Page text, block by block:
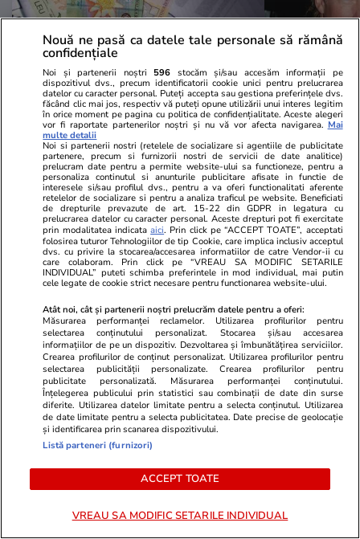
Libertateapentrufemei.ro
Atenție! Poți primi bani de la stat
dacă-ți îngrijești părinții, bunicii
sau pe cineva vârstnic din familie.
Acum s-a decis! Cum trebuie să
procedezi
Avantaje.ro
Dieta
oricine!
urmează
specialiști!
fiecare zi și
acestui stil
ȘTIRI ROMÂNIA
Exclusiv
Știri România 07:39
Ambasadorul rus Vladimir
Lipaev nu va fi primit de Oana
Țoiu la MAE. Motivul pentru
care ministrul de Externe a luat
această decizie
Politică 24 iul.
Marii câștigători ai legii
Nouă ne pasă ca datele tale personale să rămână
confidențiale
Noi și partenerii noștri 596 stocăm și/sau accesăm informații pe
dispozitivul dvs., precum identificatorii cookie unici pentru prelucrarea
datelor cu caracter personal. Puteți accepta sau gestiona preferințele dvs.
făcând clic mai jos, respectiv vă puteți opune utilizării unui interes legitim
în orice moment pe pagina cu politica de confidențialitate. Aceste alegeri
vor fi raportate partenerilor noștri și nu vă vor afecta navigarea. Mai
multe detalii
Noi si partenerii nostri (retelele de socializare si agentiile de publicitate
partenere, precum si furnizorii nostri de servicii de date analitice)
prelucram date pentru a permite website-ului sa functioneze, pentru a
personaliza continutul si anunturile publicitare afisate in functie de
interesele si/sau profilul dvs., pentru a va oferi functionalitati aferente
retelelor de socializare si pentru a analiza traficul pe website. Beneficiati
de drepturile prevazute de art. 15-22 din GDPR in legatura cu
prelucrarea datelor cu caracter personal. Aceste drepturi pot fi exercitate
prin modalitatea indicataaici. Prin click pe “ACCEPT TOATE”, acceptati
folosirea tuturor Tehnologiilor de tip Cookie, care implica inclusiv acceptul
dvs. cu privire la stocarea/accesarea informatiilor de catre Vendor-ii cu
care colaboram. Prin click pe “VREAU SA MODIFIC SETARILE
INDIVIDUAL” puteti schimba preferintele in mod individual, mai putin
cele legate de cookie strict necesare pentru functionarea website-ului.
Atât noi, cât și partenerii noștri prelucrăm datele pentru a oferi:
Măsurarea performanței reclamelor. Utilizarea profilurilor pentru
selectarea conținutului personalizat. Stocarea și/sau accesarea
informațiilor de pe un dispozitiv. Dezvoltarea și îmbunătățirea serviciilor.
Crearea profilurilor de conținut personalizat. Utilizarea profilurilor pentru
selectarea publicității personalizate. Crearea profilurilor pentru
publicitate personalizată. Măsurarea performanței conținutului.
Înțelegerea publicului prin statistici sau combinații de date din surse
diferite. Utilizarea datelor limitate pentru a selecta conținutul. Utilizarea
de date limitate pentru a selecta publicitatea. Date precise de geolocație
și identificarea prin scanarea dispozitivului.
Listă parteneri (furnizori)
ACCEPT TOATE
VREAU SA MODIFIC SETARILE INDIVIDUAL